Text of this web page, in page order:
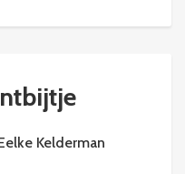
Kelderman